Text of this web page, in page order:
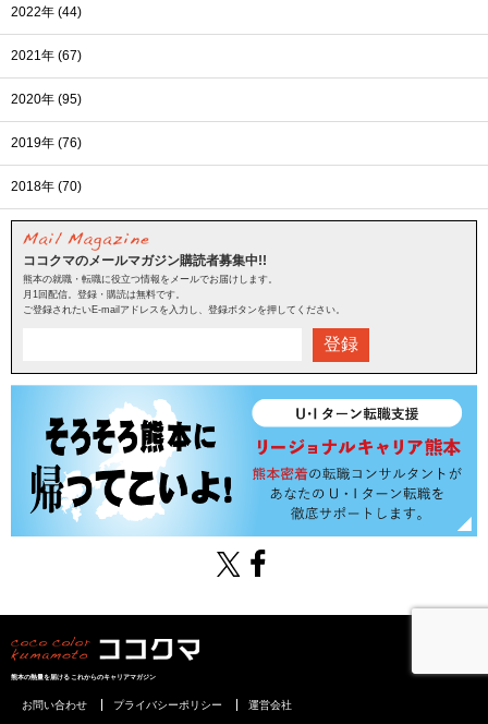
2022年 (44)
2021年 (67)
2020年 (95)
2019年 (76)
2018年 (70)
ココクマのメールマガジン購読者募集中!!
熊本の就職・転職に役立つ情報をメールでお届けします。
月1回配信。登録・購読は無料です。
ご登録されたいE-mailアドレスを入力し、登録ボタンを押してください。
登録
熊本の熱量を届けるこれからのキャリアマガジン
お問い合わせ プライバシーポリシー 運営会社